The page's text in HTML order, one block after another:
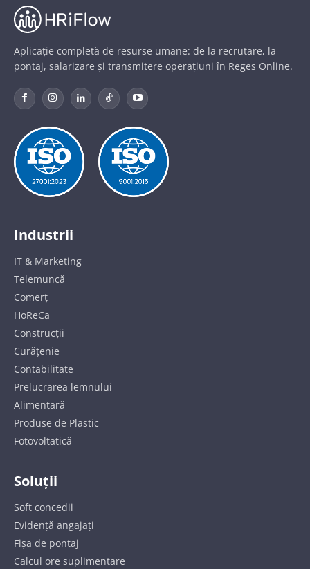
Aplicație completă de resurse umane: de la recrutare, la
pontaj, salarizare și transmitere operațiuni în Reges Online.
Industrii
IT & Marketing
Telemuncă
Comerț
HoReCa
Construcții
Curățenie
Contabilitate
Prelucrarea lemnului
Alimentară
Produse de Plastic
Fotovoltatică
Soluții
Soft concedii
Evidență angajați
Fișa de pontaj
Calcul ore suplimentare